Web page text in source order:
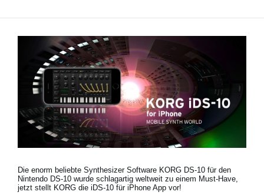
Support
Händlersuche
Shop
Neuigkeiten
Gebiet / Land
Die enorm beliebte Synthesizer Software KORG DS-10 für den
Nintendo DS-10 wurde schlagartig weltweit zu einem Must-Have,
jetzt stellt KORG die iDS-10 für iPhone App vor!